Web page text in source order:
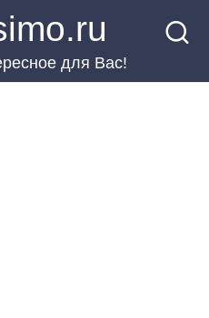
для Вас!